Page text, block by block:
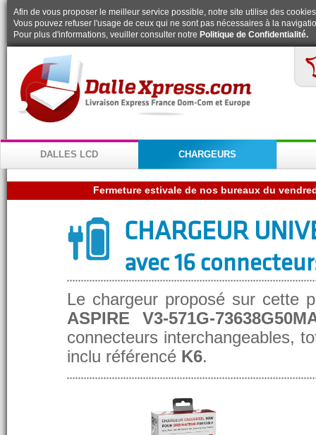
Afin de vous proposer le meilleur service possible, notre site utilise des
Vous pouvez refuser l'usage de ceux qui ne sont pas nécessaires à la
Pour plus d'informations, veuiller consulter notre Politique de Confidentialité.
DALLES LCD CHARGEURS
CHARGEUR
avec 16
Le chargeur proposé sur cette
ASPIRE V3-571G-
connecteurs interchangeables,
inclu référencé K6.